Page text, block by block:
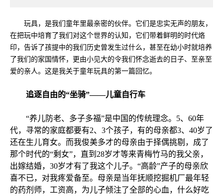
玩具，是我们童年里最亲密的伙伴。它们是忠实无声的朋友，
在把玩中培育了我们对这个世界的认知，它们带着鲜明的时代烙
印，告诉了孩提中的我们历史曾发生过什么，甚至在幼小时就培养
了我们的家国情怀，更由小见大的令我们怀念逝去的日子、至亲至
爱的亲人。这是我关于童年玩具的第一篇回忆。
追逐自由的“坐骑”——儿童自行车
“养儿防老、多子多福”是中国的传统理念。5、60年
代，寻常的家庭都要有2、3个孩子，有的母亲都3、40岁了
还在生儿育女。而我俊美多才的母亲由于择偶挑剔，成了
那个时代的“剩女”，直到28岁才等来青梅竹马的我父亲，
出嫁结婚，30岁才有了我这个儿子。“高龄”产子的母亲欣
喜不已，对我疼爱备至。母亲是当年抚顺挖掘机厂最年轻
的药剂师，工资高，为儿子倾注了全部的心血，什么好吃